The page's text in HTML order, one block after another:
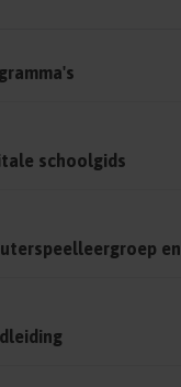
schoolgids
en